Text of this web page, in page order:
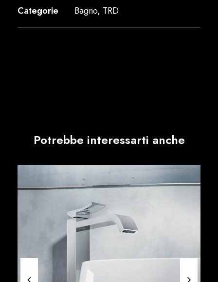
Categorie Bagno, TRD
Potrebbe interessarti anche